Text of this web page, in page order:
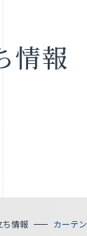
す
情報
ち情報 カーテン